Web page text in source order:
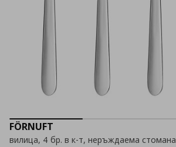
FÖRNUFT
вилица, 4 бр. в к-т, неръждаема стомана